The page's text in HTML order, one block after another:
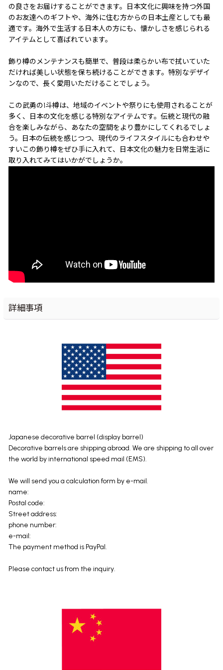
の良さをお届けすることができます。日本文化に興味を持つ外国
のお友達へのギフトや、海外に住む方からの日本土産としても最
適です。海外で生活する日本人の方にも、懐かしさを感じられる
アイテムとして喜ばれています。
飾り樽のメンテナンスも簡単で、普段は柔らかい布で拭いていた
だければ美しい状態を保ち続けることができます。特別なデザイ
ンなので、長く愛用いただけることでしょう。
この武勇の1斗樽は、地域のイベントや祭りにも使用されることが
多く、日本の文化を感じる特別なアイテムです。伝統と現代の融
合を楽しみながら、あなたの空間をより豊かにしてくれるでしょ
う。日本の伝統を感じつつ、現代のライフスタイルにも合わせや
すいこの飾り樽をぜひ手に入れて、日本文化の魅力を日常生活に
取り入れてみてはいかがでしょうか。
詳細事項
Japanese decorative barrel (display barrel)
Decorative barrels are shipping abroad. We are shipping to all over
the world by international speed mail (EMS).
We will send you a calculation form by e-mail.
name:
Postal code:
Street address:
phone number:
e-mail:
The payment method is PayPal.
Please contact us from the inquiry.